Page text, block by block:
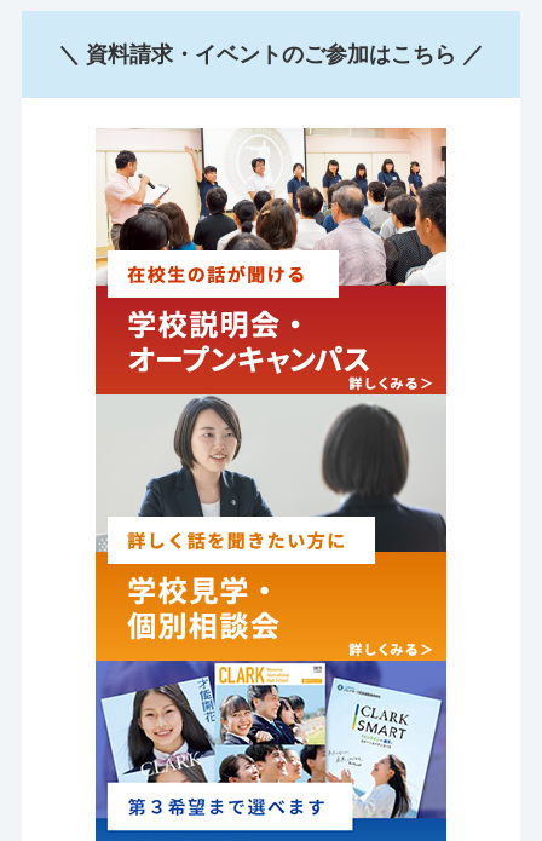
＼ 資料請求・イベントのご参加はこちら ／